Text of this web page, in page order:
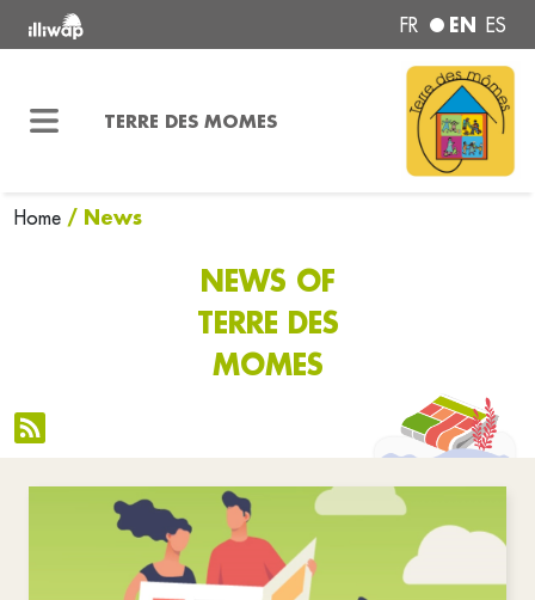
FR EN ES
TERRE DES MOMES
Home / News
NEWS OF
TERRE DES
MOMES